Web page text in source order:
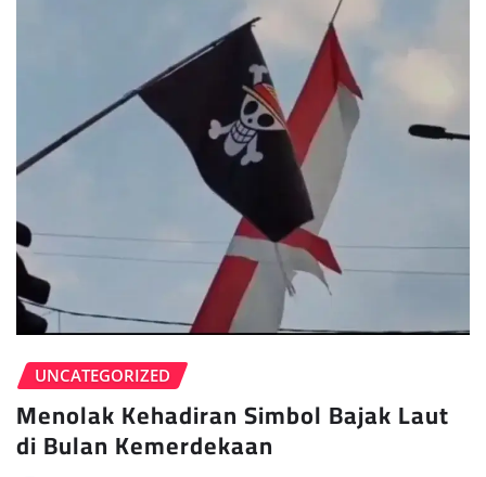
UNCATEGORIZED
Menolak Kehadiran Simbol Bajak Laut
di Bulan Kemerdekaan